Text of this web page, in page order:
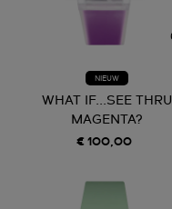
NIEUW
WHAT IF...SEE THRU
MAGENTA?
€ 100,00